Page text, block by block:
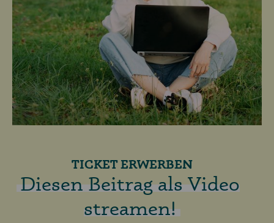
TICKET ERWERBEN
Diesen Beitrag als Video
streamen!